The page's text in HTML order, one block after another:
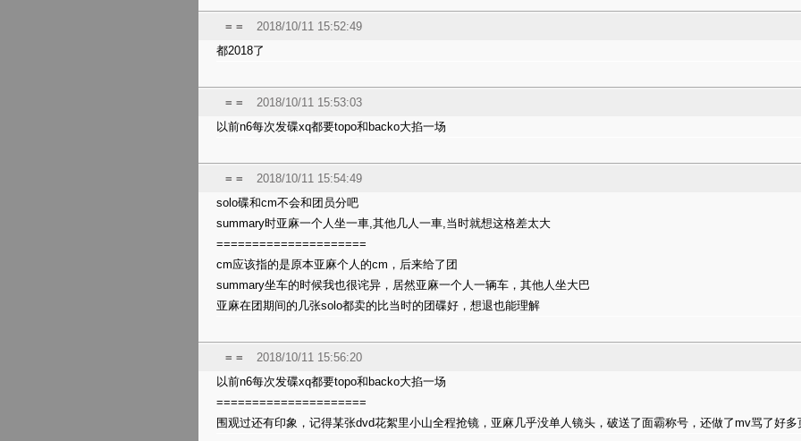
= =
2018/10/11 15:52:49
都2018了
= =
2018/10/11 15:53:03
以前n6每次发碟xq都要topo和backo大掐一场
= =
2018/10/11 15:54:49
solo碟和cm不会和 团员分吧
summary时亚麻一个人坐一車,其他几人一車,当时就想这格差太大
=====================
cm应该指的是原本亚麻个人的cm，后来给了团
summary坐车的时候我也很诧异，居然亚麻一个人一辆车，其他人坐大巴
亚麻在团期间的几张solo都卖的比当时的团碟好，想退也能理解
= =
2018/10/11 15:56:20
以前n6每次发碟xq都要topo和backo大掐一场
=====================
围观过还有印象，记得某张dvd花絮里小山全程抢镜，亚麻几乎没单人镜头，破送了面霸称号，还做了mv骂了好多